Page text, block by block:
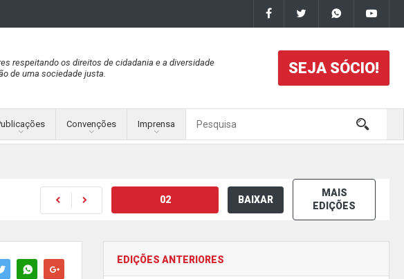
respeitando os direitos de cidadania e a diversidade
de uma sociedade justa.
SEJA SÓCIO!
Convenções Imprensa
02 BAIXAR
MAIS
EDIÇÕES
EDIÇÕES ANTERIORES